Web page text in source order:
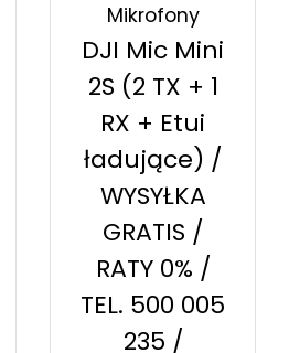
Mikrofony
DJI Mic Mini
2S (2 TX + 1
RX + Etui
ładujące) /
WYSYŁKA
GRATIS /
RATY 0% /
TEL. 500 005
235 /